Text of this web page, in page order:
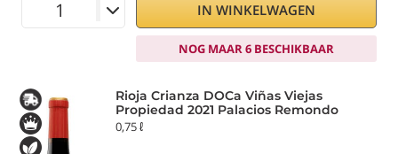
IN WINKELWAGEN
NOG MAAR 6 BESCHIKBAAR
Rioja Crianza DOCa Viñas Viejas
Propiedad 2021 Palacios Remondo
0,75 ℓ